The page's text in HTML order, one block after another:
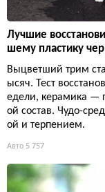
Лучшие
шему пластику
Выцветший трим
ысяч. Тест
едели, керамика —
ой состав. Чудо-
ой и терпением.
Авто 5 757